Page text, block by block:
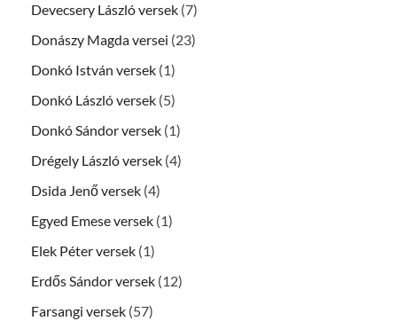
Devecsery László versek (7)
Donászy Magda versei (23)
Donkó István versek (1)
Donkó László versek (5)
Donkó Sándor versek (1)
Drégely László versek (4)
Dsida Jenő versek (4)
Egyed Emese versek (1)
Elek Péter versek (1)
Erdős Sándor versek (12)
Farsangi versek (57)